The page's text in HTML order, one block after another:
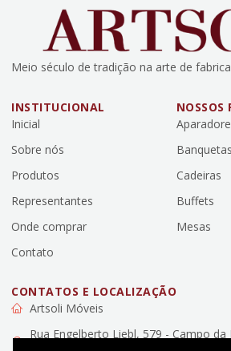
Meio século de tradição na arte de
INSTITUCIONAL
Inicial
Sobre nós
Produtos
Representantes
Onde comprar
Contato
NOSSOS
Banquetas
Cadeiras
Buffets
Mesas
CONTATOS E LOCALIZAÇÃO
Artsoli Móveis
Rua Engelberto Liebl, 579 - Campo da